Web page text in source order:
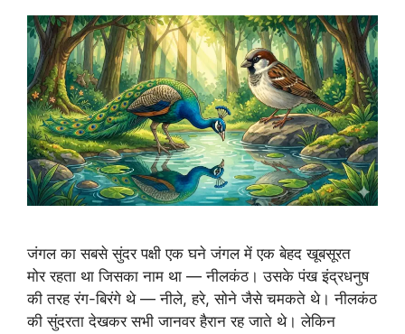
जंगल का सबसे सुंदर पक्षी एक घने जंगल में एक बेहद खूबसूरत
मोर रहता था जिसका नाम था — नीलकंठ। उसके पंख इंद्रधनुष
की तरह रंग-बिरंगे थे — नीले, हरे, सोने जैसे चमकते थे। नीलकंठ
की सुंदरता देखकर सभी जानवर हैरान रह जाते थे। लेकिन